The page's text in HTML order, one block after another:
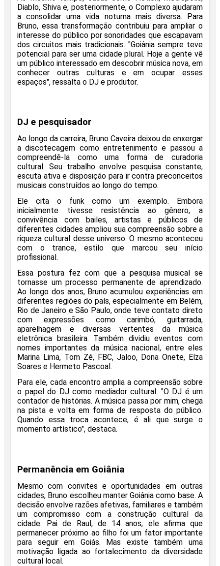
Diablo, Shiva e, posteriormente, o Complexo ajudaram
a consolidar uma vida noturna mais diversa. Para
Bruno, essa transformação contribuiu para ampliar o
interesse do público por sonoridades que escapavam
dos circuitos mais tradicionais. "Goiânia sempre teve
potencial para ser uma cidade plural. Hoje a gente vê
um público interessado em descobrir música nova, em
conhecer outras culturas e em ocupar esses
espaços", ressalta o DJ e produtor.
DJ e pesquisador
Ao longo da carreira, Bruno Caveira deixou de enxergar
a discotecagem como entretenimento e passou a
compreendê-la como uma forma de curadoria
cultural. Seu trabalho envolve pesquisa constante,
escuta ativa e disposição para ir contra preconceitos
musicais construídos ao longo do tempo.
Ele cita o funk como um exemplo. Embora
inicialmente tivesse resistência ao gênero, a
convivência com bailes, artistas e públicos de
diferentes cidades ampliou sua compreensão sobre a
riqueza cultural desse universo. O mesmo aconteceu
com o trance, estilo que marcou seu início
profissional.
Essa postura fez com que a pesquisa musical se
tornasse um processo permanente de aprendizado.
Ao longo dos anos, Bruno acumulou experiências em
diferentes regiões do país, especialmente em Belém,
Rio de Janeiro e São Paulo, onde teve contato direto
com expressões como carimbó, guitarrada,
aparelhagem e diversas vertentes da música
eletrônica brasileira. Também dividiu eventos com
nomes importantes da música nacional, entre eles
Marina Lima, Tom Zé, FBC, Jaloo, Dona Onete, Elza
Soares e Hermeto Pascoal.
Para ele, cada encontro amplia a compreensão sobre
o papel do DJ como mediador cultural. "O DJ é um
contador de histórias. A música passa por mim, chega
na pista e volta em forma de resposta do público.
Quando essa troca acontece, é ali que surge o
momento artístico", destaca.
Permanência em Goiânia
Mesmo com convites e oportunidades em outras
cidades, Bruno escolheu manter Goiânia como base. A
decisão envolve razões afetivas, familiares e também
um compromisso com a construção cultural da
cidade. Pai de Raul, de 14 anos, ele afirma que
permanecer próximo ao filho foi um fator importante
para seguir em Goiás. Mas existe também uma
motivação ligada ao fortalecimento da diversidade
cultural local.